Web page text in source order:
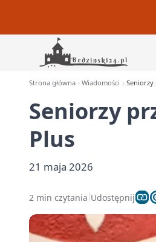
Strona główna Wiadomości Seniorzy
Seniorzy
Plus
21 maja 2026
2 min czytania Udostępnij